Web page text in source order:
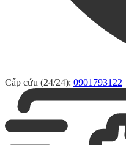
Cấp cứu (24/24): 0901793122